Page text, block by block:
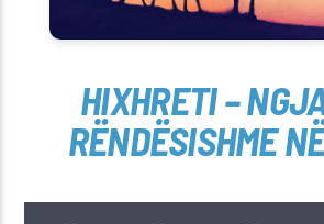
HIXHRETI –
RËNDËSISHME